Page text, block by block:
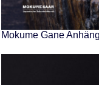
Mokume Gane